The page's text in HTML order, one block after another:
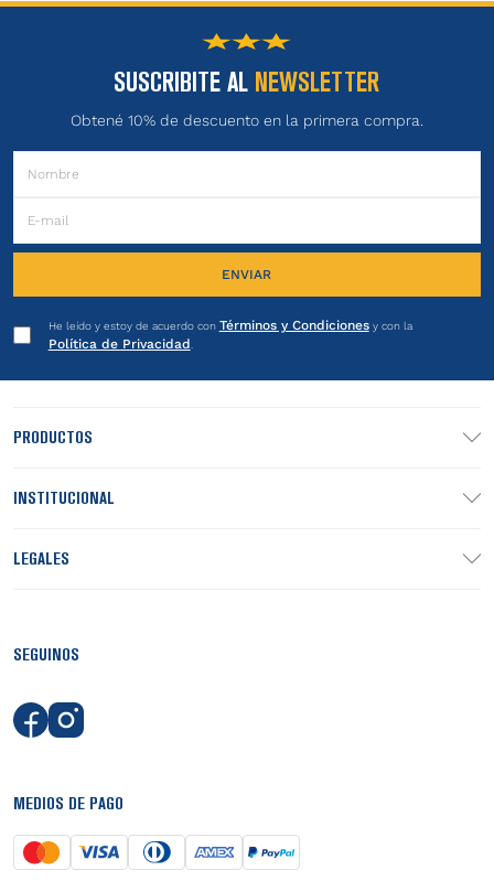
SUSCRIBITE AL NEWSLETTER
Obtené 10% de descuento en la primera compra.
ENVIAR
He leído y estoy de acuerdo con Términos y Condicionesy con la
Política de Privacidad
PRODUCTOS
INSTITUCIONAL
LEGALES
SEGUINOS
MEDIOS DE PAGO